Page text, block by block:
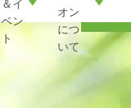
＆イ
ベン
ト
オン
につ
いて